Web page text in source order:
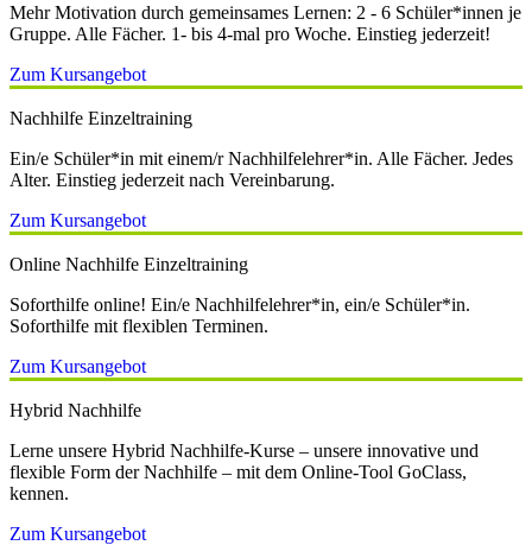
Mehr Motivation durch gemeinsames Lernen: 2 - 6 Schüler*innen je
Gruppe. Alle Fächer. 1- bis 4-mal pro Woche. Einstieg jederzeit!
Zum Kursangebot
Nachhilfe Einzeltraining
Ein/e Schüler*in mit einem/r Nachhilfelehrer*in. Alle Fächer. Jedes
Alter. Einstieg jederzeit nach Vereinbarung.
Zum Kursangebot
Online Nachhilfe Einzeltraining
Soforthilfe online! Ein/e Nachhilfelehrer*in, ein/e Schüler*in.
Soforthilfe mit flexiblen Terminen.
Zum Kursangebot
Hybrid Nachhilfe
Lerne unsere Hybrid Nachhilfe-Kurse – unsere innovative und
flexible Form der Nachhilfe – mit dem Online-Tool GoClass,
kennen.
Zum Kursangebot